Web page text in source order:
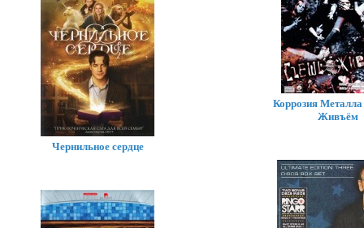
Коррозия
Живъём
Чернильное сердце